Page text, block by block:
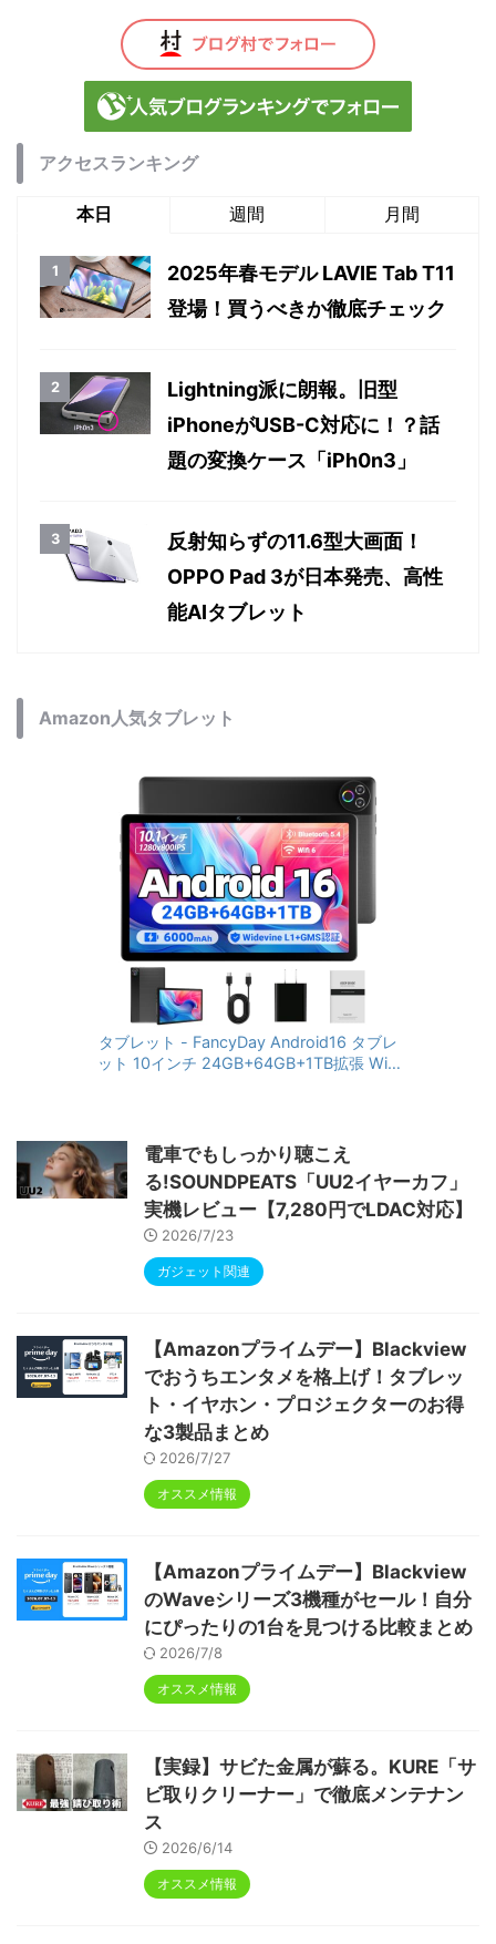
アクセスランキング
本日 週間 月間
2025年春モデル LAVIE Tab T11
登場！買うべきか徹底チェック
Lightning派に朗報。旧型
iPhoneがUSB-C対応に！？話
題の変換ケース「iPh0n3」
反射知らずの11.6型大画面！
OPPO Pad 3が日本発売、高性
能AIタブレット
Amazon人気タブレット
タブレット - FancyDay Android16 タブレ
ット 10インチ 24GB+64GB+1TB拡張 WiFi
RGBライト 児童守護 IPS画面 日本語説明書
電車でもしっかり聴こえ
る!SOUNDPEATS「UU2イヤーカフ」
実機レビュー【7,280円でLDAC対応】
2026/7/23
ガジェット関連
【Amazonプライムデー】Blackview
でおうちエンタメを格上げ！タブレッ
ト・イヤホン・プロジェクターのお得
な3製品まとめ
2026/7/27
オススメ情報
【Amazonプライムデー】Blackview
のWaveシリーズ3機種がセール！自分
にぴったりの1台を見つける比較まとめ
2026/7/8
オススメ情報
【実録】サビた金属が蘇る。KURE「サ
ビ取りクリーナー」で徹底メンテナン
ス
2026/6/14
オススメ情報